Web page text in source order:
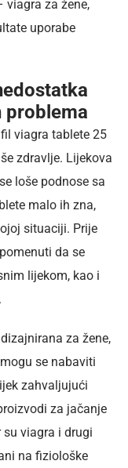
viagra za žene,
uporabe
problema
viagra tablete 25
zdravlje. Lijekova
loše podnose sa
malo ih zna,
situaciji. Prije
da se
lijekom, kao i
za žene,
se nabaviti
zahvaljujući
za jačanje
su viagra i drugi
na fiziološke